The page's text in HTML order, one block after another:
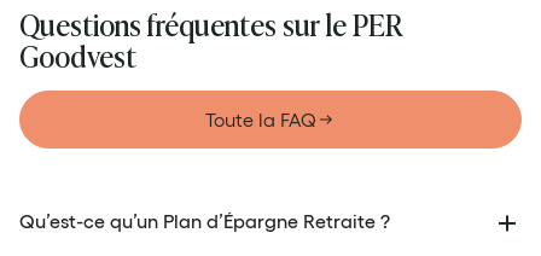
Questions fréquentes sur le PER
Goodvest
Toute la FAQ
Qu’est-ce qu’un Plan d’Épargne Retraite ?